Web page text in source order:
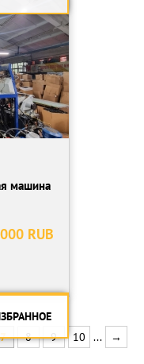
машина
RUB
7 8 9 10 ... →